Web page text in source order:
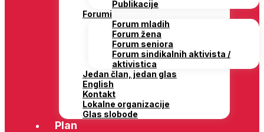
Publikacije
Forumi
Forum mladih
Forum žena
Forum seniora
Forum sindikalnih aktivista /
aktivistica
Jedan član, jedan glas
English
Kontakt
Lokalne organizacije
Glas slobode
Plan